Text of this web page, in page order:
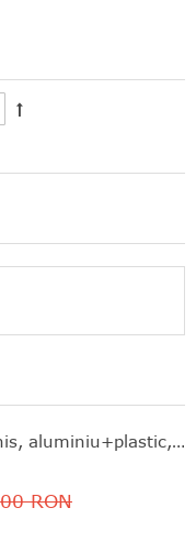
Uscător vase, gri închis, aluminiu+plastic, 46.3x20x12.6 cm, Brabantia - 8710755117268
RON